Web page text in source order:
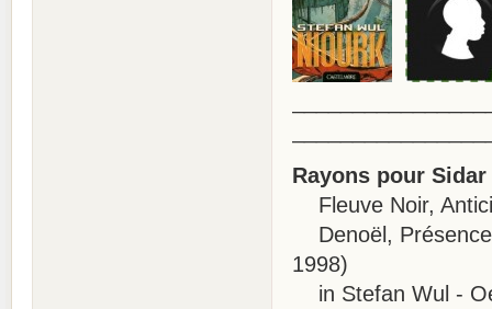
Rayons pour Sidar
Fleuve Noir,
Denoël, Présence
1998)
in Stefan Wul -